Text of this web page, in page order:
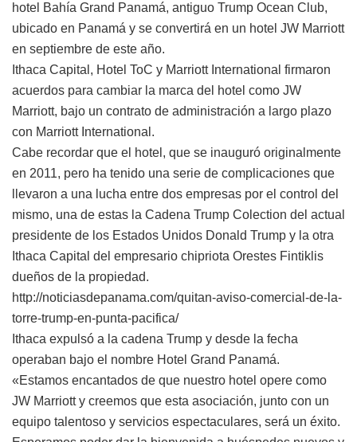
hotel Bahía Grand Panamá, antiguo Trump Ocean Club,
ubicado en Panamá y se convertirá en un hotel JW Marriott
en septiembre de este año.
Ithaca Capital, Hotel ToC y Marriott International firmaron
acuerdos para cambiar la marca del hotel como JW
Marriott, bajo un contrato de administración a largo plazo
con Marriott International.
Cabe recordar que el hotel, que se inauguró originalmente
en 2011, pero ha tenido una serie de complicaciones que
llevaron a una lucha entre dos empresas por el control del
mismo, una de estas la Cadena Trump Colection del actual
presidente de los Estados Unidos Donald Trump y la otra
Ithaca Capital del empresario chipriota Orestes Fintiklis
dueños de la propiedad.
http://noticiasdepanama.com/quitan-aviso-comercial-de-la-
torre-trump-en-punta-pacifica/
Ithaca expulsó a la cadena Trump y desde la fecha
operaban bajo el nombre Hotel Grand Panamá.
«Estamos encantados de que nuestro hotel opere como
JW Marriott y creemos que esta asociación, junto con un
equipo talentoso y servicios espectaculares, será un éxito.